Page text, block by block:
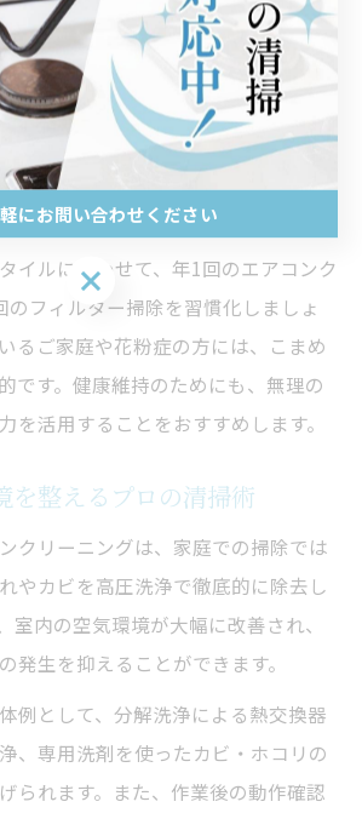
さなお子様がいるご家庭では、定期
ます。
エアコンクリーニング後「子どもの
が快適に過ごせるようになった」と
清潔な空気環境の大切さを実感する
イルに合わせて、年1回のエアコンク
のフィルター掃除を習慣化しましょ
るご家庭や花粉症の方には、こまめ
です。健康維持のためにも、無理の
を活用することをおすすめします。
を整えるプロの清掃術
クリーニングは、家庭での掃除では
やカビを高圧洗浄で徹底的に除去し
室内の空気環境が大幅に改善され、
発生を抑えることができます。
例として、分解洗浄による熱交換器
、専用洗剤を使ったカビ・ホコリの
られます。また、作業後の動作確認
にお問い合わせください
にお問い合わせください